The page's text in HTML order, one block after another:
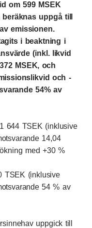
om 599 MSEK
uppgå till
emissionen.
i beaktning i
(inkl. likvid
MSEK, och
och -
54% av
644 TSEK (inklusive
14,04
med +30 %
TSEK (inklusive
54 % av
uppgick till